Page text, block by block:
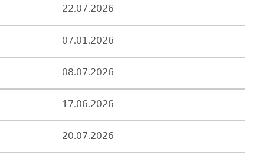
22.07.2026
07.01.2026
08.07.2026
17.06.2026
20.07.2026